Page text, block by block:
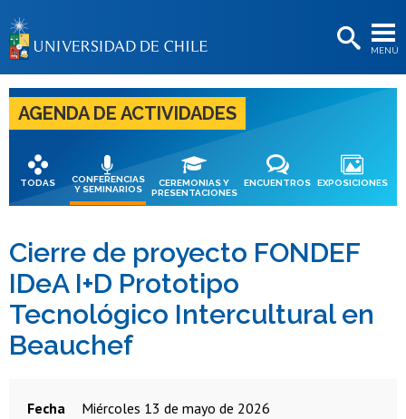
MENÚ
BIBLIOTECAS
LA UNIVERSIDAD
Postulantes
Estudiantes
Académicas/os
Funcionarias/os
Egresadas/os
AGENDA DE ACTIVIDADES
TODAS
CONFERENCIAS
Y SEMINARIOS
CEREMONIAS Y
PRESENTACIONES
ENCUENTROS EXPOSICIONES
Cierre de proyecto FONDEF
IDeA I+D Prototipo
Tecnológico Intercultural en
Beauchef
Fecha
miércoles 13 de mayo de 2026